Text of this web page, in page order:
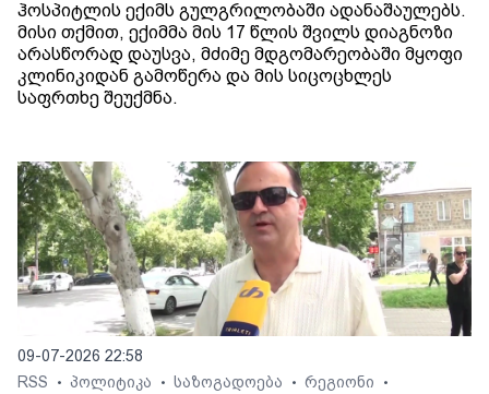
ჰოსპიტლის ექიმს გულგრილობაში ადანაშაულებს.
მისი თქმით, ექიმმა მის 17 წლის შვილს დიაგნოზი
არასწორად დაუსვა, მძიმე მდგომარეობაში მყოფი
კლინიკიდან გამოწერა და მის სიცოცხლეს
საფრთხე შეუქმნა.
09-07-2026 22:58
RSS
• პოლიტიკა • საზოგადოება • რეგიონი •